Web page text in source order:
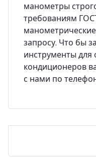
манометры
требованиям
запросу. Что бы
инструменты для
кондиционеров
с нами по